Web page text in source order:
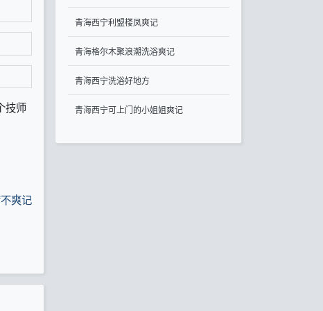
技师
爽记
青海西宁利盟楼凤爽记
青海格尔木聚浪潮洗浴爽记
青海西宁洗浴好地方
青海西宁可上门的小姐姐爽记